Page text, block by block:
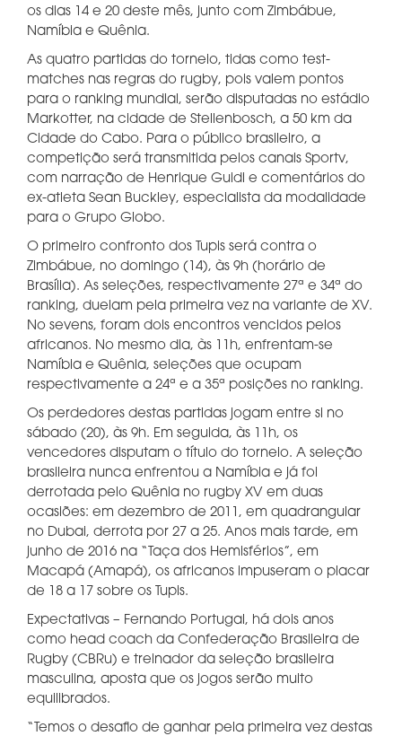
os dias 14 e 20 deste mês, junto com Zimbábue,
Namíbia e Quênia.
As quatro partidas do torneio, tidas como test-
matches nas regras do rugby, pois valem pontos
para o ranking mundial, serão disputadas no estádio
Markotter, na cidade de Stellenbosch, a 50 km da
Cidade do Cabo. Para o público brasileiro, a
competição será transmitida pelos canais Sportv,
com narração de Henrique Guidi e comentários do
ex-atleta Sean Buckley, especialista da modalidade
para o Grupo Globo.
O primeiro confronto dos Tupis será contra o
Zimbábue, no domingo (14), às 9h (horário de
Brasília). As seleções, respectivamente 27ª e 34ª do
ranking, duelam pela primeira vez na variante de XV.
No sevens, foram dois encontros vencidos pelos
africanos. No mesmo dia, às 11h, enfrentam-se
Namíbia e Quênia, seleções que ocupam
respectivamente a 24ª e a 35ª posições no ranking.
Os perdedores destas partidas jogam entre si no
sábado (20), às 9h. Em seguida, às 11h, os
vencedores disputam o título do torneio. A seleção
brasileira nunca enfrentou a Namíbia e já foi
derrotada pelo Quênia no rugby XV em duas
ocasiões: em dezembro de 2011, em quadrangular
no Dubai, derrota por 27 a 25. Anos mais tarde, em
junho de 2016 na “Taça dos Hemisférios”, em
Macapá (Amapá), os africanos impuseram o placar
de 18 a 17 sobre os Tupis.
Expectativas – Fernando Portugal, há dois anos
como head coach da Confederação Brasileira de
Rugby (CBRu) e treinador da seleção brasileira
masculina, aposta que os jogos serão muito
equilibrados.
“Temos o desafio de ganhar pela primeira vez destas